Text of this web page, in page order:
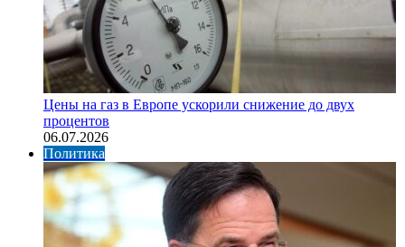
Цены на газ в Европе ускорили снижение до двух
процентов
06.07.2026
Политика